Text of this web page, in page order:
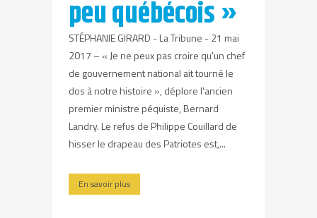
peu québécois »
STÉPHANIE GIRARD - La Tribune - 21 mai
2017 – « Je ne peux pas croire qu'un chef
de gouvernement national ait tourné le
dos à notre histoire », déplore l'ancien
premier ministre péquiste, Bernard
Landry. Le refus de Philippe Couillard de
hisser le drapeau des Patriotes est,...
En savoir plus